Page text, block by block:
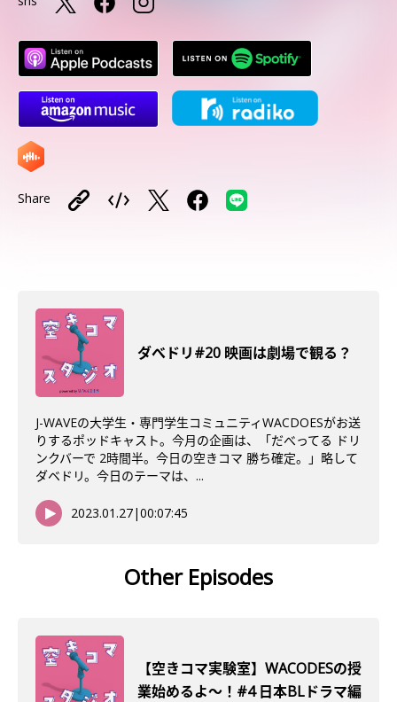
Share
ダべドリ#20 映画は劇場で観る？
J-WAVEの大学生・専門学生コミュニティWACDOESがお送
りするポッドキャスト。今月の企画は、「だべってる ドリ
ンクバーで 2時間半。今日の空きコマ 勝ち確定。」略して
ダベドリ。今日のテーマは、...
2023.01.27|00:07:45
Other Episodes
【空きコマ実験室】WACODESの授
業始めるよ～！#4 日本BLドラマ編